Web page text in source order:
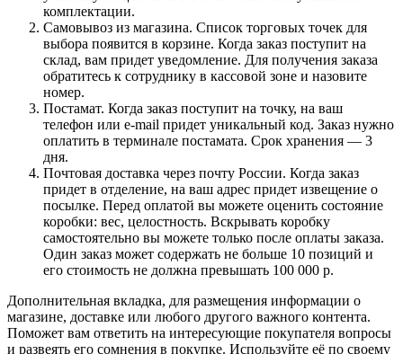
комплектации.
Самовывоз из магазина. Список торговых точек для
выбора появится в корзине. Когда заказ поступит на
склад, вам придет уведомление. Для получения заказа
обратитесь к сотруднику в кассовой зоне и назовите
номер.
Постамат. Когда заказ поступит на точку, на ваш
телефон или e-mail придет уникальный код. Заказ нужно
оплатить в терминале постамата. Срок хранения — 3
дня.
Почтовая доставка через почту России. Когда заказ
придет в отделение, на ваш адрес придет извещение о
посылке. Перед оплатой вы можете оценить состояние
коробки: вес, целостность. Вскрывать коробку
самостоятельно вы можете только после оплаты заказа.
Один заказ может содержать не больше 10 позиций и
его стоимость не должна превышать 100 000 р.
Дополнительная вкладка, для размещения информации о
магазине, доставке или любого другого важного контента.
Поможет вам ответить на интересующие покупателя вопросы
и развеять его сомнения в покупке. Используйте её по своему